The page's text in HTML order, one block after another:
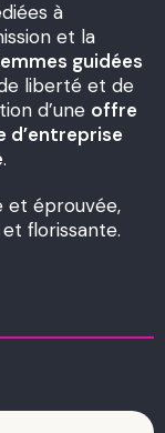
à
et la
guidées
liberté et de
d’une offre
d’entreprise
.
et éprouvée,
florissante.